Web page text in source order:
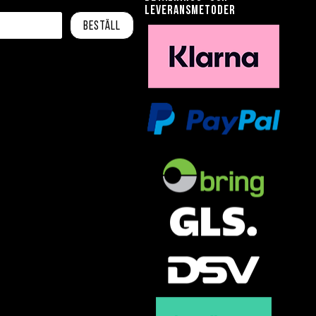
Beställ
leveransmetoder